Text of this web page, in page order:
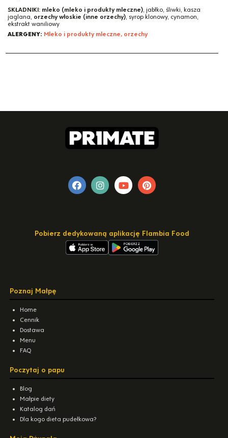
SKŁADNIKI: mleko (mleko i produkty mleczne), jabłko, śliwki, kasza
jaglana, orzechy włoskie (inne orzechy), syrop klonowy, cynamon,
ekstrakt waniliowy
ALERGENY: Mleko i produkty mleczne, orzechy
Pobierz dedykowaną aplikację Flambia Food
Poznaj Małpę
Home
Cennik
Dostawa
Menu
FAQ
Poczytaj o papu
Blog
Małpie diety
Katalog dań
Dla kogo dieta pudełkowa?